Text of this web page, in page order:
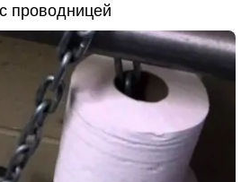
проводницей